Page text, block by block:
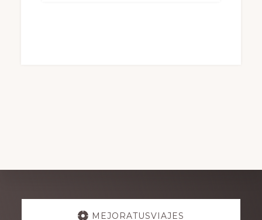
Explore
MEJORATUSVIAJES